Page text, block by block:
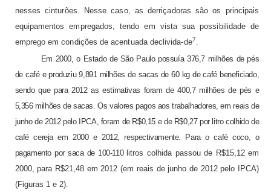
nesses cinturões. Nesse caso, as derriçadoras são os principais
equipamentos emprega­dos, tendo em vista sua possibilidade de
emprego em condições de acentuada declivida-de7
Em 2000, o Estado de São Paulo possuía 376,7 milhões de pés
de café e produziu 9,891 milhões de sacas de 60 kg de café beneficiado,
sendo que para 2012 as estimativas foram de 400,7 milhões de pés e
5,356 milhões de sacas. Os valores pagos aos trabalhadores, em reais de
junho de 2012 pelo IPCA, foram de R$0,15 e de R$0,27 por litro colhido de
café cereja em 2000 e 2012, respectivamente. Para o café coco, o
pagamento por saca de 100-110litros colhida passou de R$15,12 em
2000, para R$21,48 em 2012 (em reais de junho de 2012 pelo IPCA)
(Figuras 1 e 2).